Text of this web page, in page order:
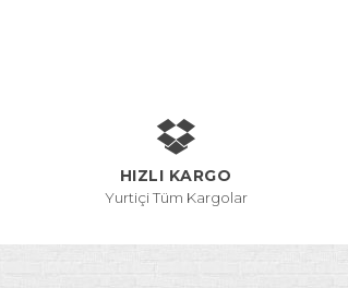
HIZLI KARGO
Yurtiçi Tüm Kargolar